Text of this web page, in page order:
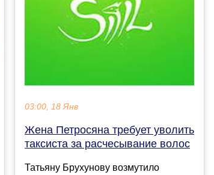
03:00, 18 Янв
Жена Петросяна требует уволить
таксиста за расчесывание волос
Татьяну Брухунову возмутило